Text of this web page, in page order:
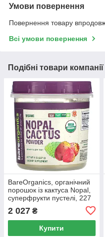
Умови повернення
Повернення товару
Всі умови повернення
Подібні товари компанії
BareOrganics, органічний
порошок із кактуса Nopal,
суперфрукти пустелі, 227
2 027 ₴
Купити